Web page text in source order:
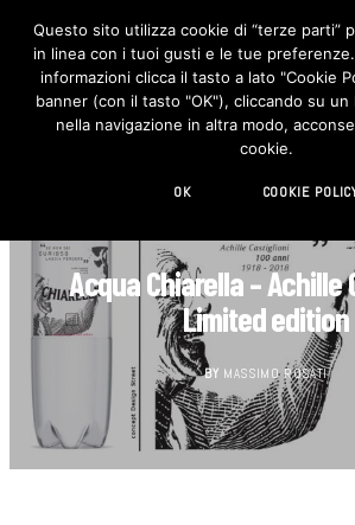
Acqua Chiarella – Achille
Limited edition
BY MASSIMO ROSATI
Questo sito utilizza cookie di “terze parti”
in linea con i tuoi gusti e le tue
informazioni clicca il tasto a lato "Cookie
banner (con il tasto "OK"), cliccando su
nella navigazione in altra modo,
cookie.
OK COOKIE